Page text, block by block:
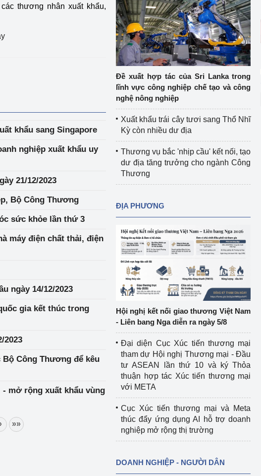
làm việc ở môi trường không có nguy
Cơ sở sản xuất, sửa chữa chai chứa
nghiệp vụ kiểm định kỹ thuật an toàn
Video bảo vệ môi trường
Album ảnh bảo vệ môi trường
Đọc báo giúp bạn
của Đảng
Khu vực miền Bắc
Khu vực miền Trung
Khu vực miền Nam
Hiệp định EVFTA
Thị trường châu Á – châu Phi
Thị trường châu Âu – châu Mỹ
đưa nghị quyết
Chính sách
thương nhân xuất khẩu,
khẩu sang Singapore
nghiệp xuất khẩu uy
ngày 21/12/2023
Bộ Công Thương
sức khỏe lần thứ 3
máy điện chất thải, điện
ngày 14/12/2023
gia kết thúc trong
2023
Công Thương để kêu
mở rộng xuất khẩu vùng
»»
Đề xuất hợp tác của Sri Lanka trong
lĩnh vực công nghiệp chế tạo và công
nghệ nông nghiệp
Xuất khẩu trái cây tươi sang Thổ Nhĩ
Kỳ còn nhiều dư địa
Thương vụ bắc 'nhịp cầu' kết nối, tạo
dư địa tăng trưởng cho ngành Công
Thương
ĐỊA PHƯƠNG
Hội nghị kết nối giao thương Việt Nam
- Liên bang Nga diễn ra ngày 5/8
Đại diện Cục Xúc tiến thương mại
tham dự Hội nghị Thương mại - Đầu
tư ASEAN lần thứ 10 và ký Thỏa
thuận hợp tác Xúc tiến thương mại
với META
Cục Xúc tiến thương mại và Meta
thúc đẩy ứng dụng AI hỗ trợ doanh
nghiệp mở rộng thị trường
DOANH NGHIỆP - NGƯỜI DÂN